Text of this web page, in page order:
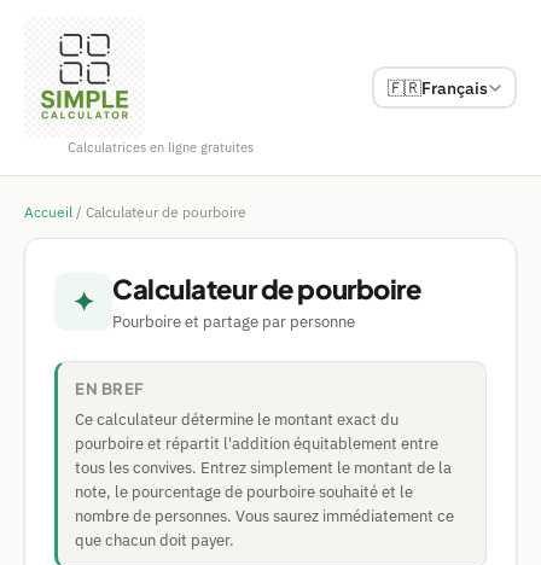
Calculatrices en ligne gratuites
🇫🇷Français
Accueil / Calculateur de pourboire
✦ Calculateur de pourboire
Pourboire et partage par personne
EN BREF
Ce calculateur détermine le montant exact du
pourboire et répartit l'addition équitablement entre
tous les convives. Entrez simplement le montant de la
note, le pourcentage de pourboire souhaité et le
nombre de personnes. Vous saurez immédiatement ce
que chacun doit payer.